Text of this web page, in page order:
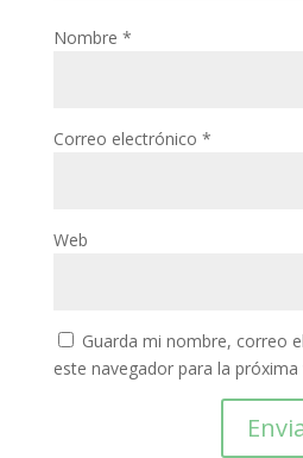
Nombre *
Correo electrónico *
Web
Guarda mi nombre, correo
este navegador para la